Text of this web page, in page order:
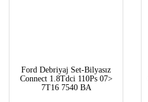
Ford Debriyaj Set-Bilyasız
Connect 1.8Tdci 110Ps 07>
7T16 7540 BA